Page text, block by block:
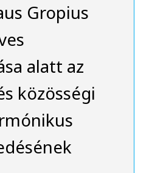
Gropius
alatt az
közösségi